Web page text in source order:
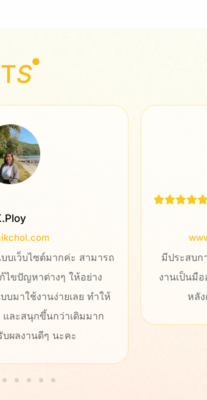
S
www.glongthaimassage.com.au
มีประสบการณ์ที่ดีกับทีมของบริษัท orange ทีม
งานเป็นมืออาชีพ ให้การช่วยเหลือและให้บริการ
หลังการขายที่ดีมาก แนะนำเลยจ้า